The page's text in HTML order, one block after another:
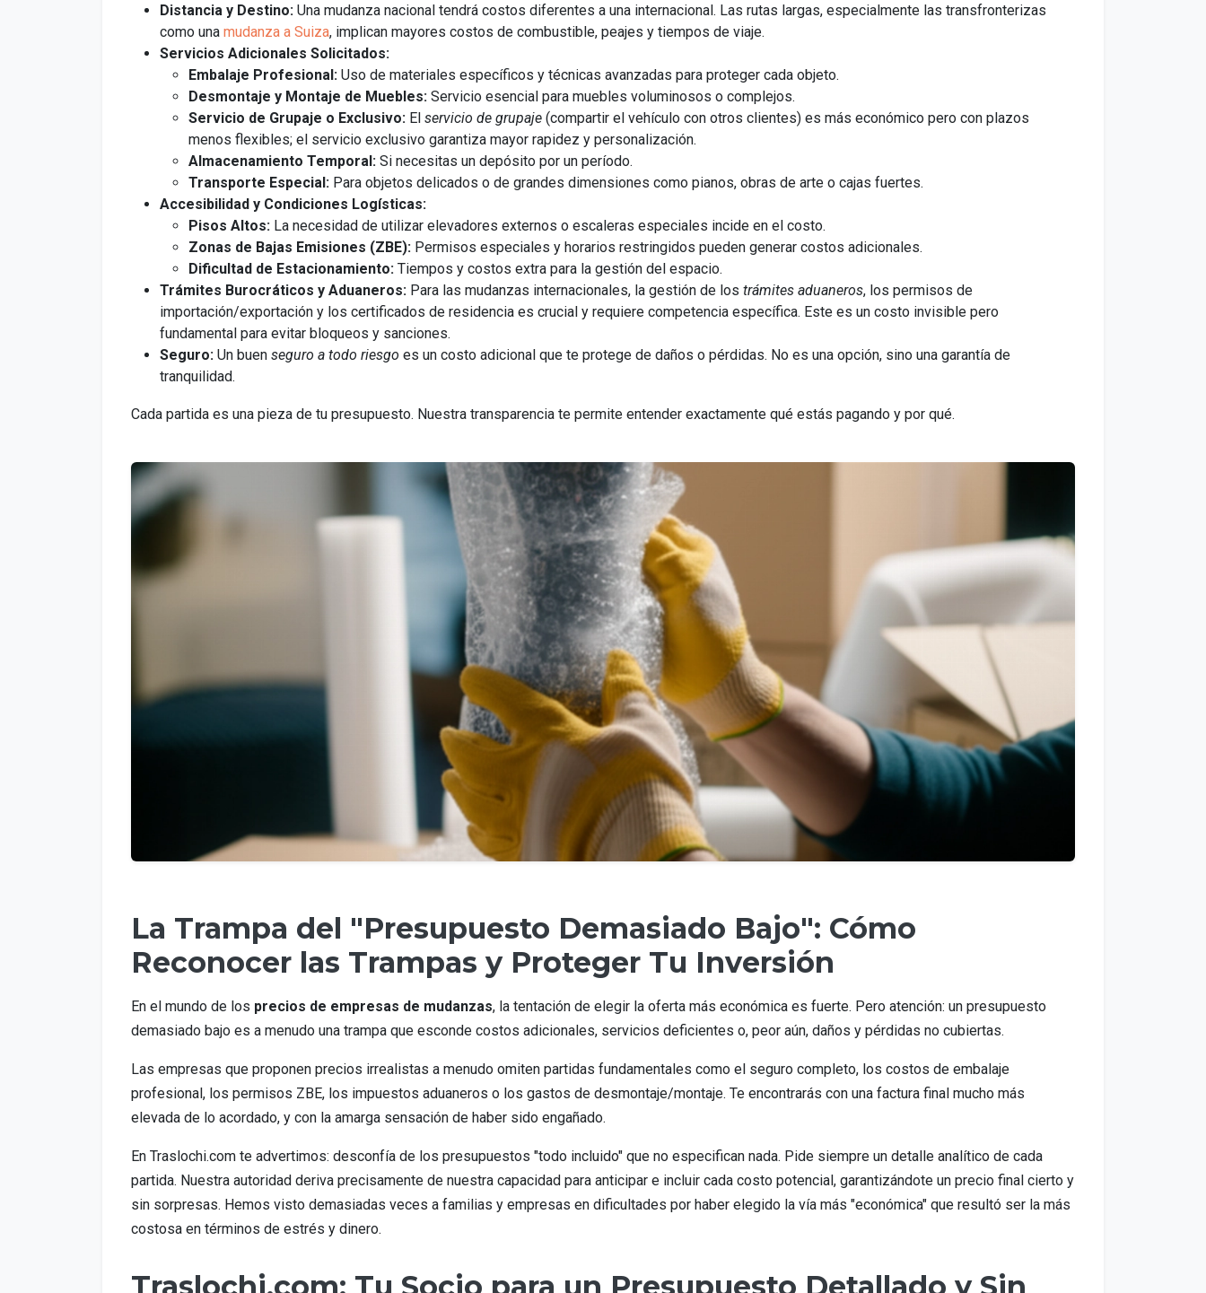
Distancia y Destino: Una mudanza nacional tendrá costos diferentes a una internacional. Las rutas largas, especialmente las transfronterizas
como una mudanza a Suiza, implican mayores costos de combustible, peajes y tiempos de viaje.
Servicios Adicionales Solicitados:
Embalaje Profesional: Uso de materiales específicos y técnicas avanzadas para proteger cada objeto.
Desmontaje y Montaje de Muebles: Servicio esencial para muebles voluminosos o complejos.
Servicio de Grupaje o Exclusivo: El servicio de grupaje (compartir el vehículo con otros clientes) es más económico pero con plazos
menos flexibles; el servicio exclusivo garantiza mayor rapidez y personalización.
Almacenamiento Temporal: Si necesitas un depósito por un período.
Transporte Especial: Para objetos delicados o de grandes dimensiones como pianos, obras de arte o cajas fuertes.
Accesibilidad y Condiciones Logísticas:
Pisos Altos: La necesidad de utilizar elevadores externos o escaleras especiales incide en el costo.
Zonas de Bajas Emisiones (ZBE): Permisos especiales y horarios restringidos pueden generar costos adicionales.
Dificultad de Estacionamiento: Tiempos y costos extra para la gestión del espacio.
Trámites Burocráticos y Aduaneros: Para las mudanzas internacionales, la gestión de los trámites aduaneros, los permisos de
importación/exportación y los certificados de residencia es crucial y requiere competencia específica. Este es un costo invisible pero
fundamental para evitar bloqueos y sanciones.
Seguro: Un buen seguro a todo riesgo es un costo adicional que te protege de daños o pérdidas. No es una opción, sino una garantía de
tranquilidad.
Cada partida es una pieza de tu presupuesto. Nuestra transparencia te permite entender exactamente qué estás pagando y por qué.
La Trampa del "Presupuesto Demasiado Bajo": Cómo
Reconocer las Trampas y Proteger Tu Inversión
En el mundo de los precios de empresas de mudanzas, la tentación de elegir la oferta más económica es fuerte. Pero atención: un presupuesto
demasiado bajo es a menudo una trampa que esconde costos adicionales, servicios deficientes o, peor aún, daños y pérdidas no cubiertas.
Las empresas que proponen precios irrealistas a menudo omiten partidas fundamentales como el seguro completo, los costos de embalaje
profesional, los permisos ZBE, los impuestos aduaneros o los gastos de desmontaje/montaje. Te encontrarás con una factura final mucho más
elevada de lo acordado, y con la amarga sensación de haber sido engañado.
En Traslochi.com te advertimos: desconfía de los presupuestos "todo incluido" que no especifican nada. Pide siempre un detalle analítico de cada
partida. Nuestra autoridad deriva precisamente de nuestra capacidad para anticipar e incluir cada costo potencial, garantizándote un precio final cierto y
sin sorpresas. Hemos visto demasiadas veces a familias y empresas en dificultades por haber elegido la vía más "económica" que resultó ser la más
costosa en términos de estrés y dinero.